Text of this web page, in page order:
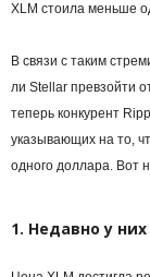
XLM стоила меньше
В связи с таким
ли Stellar превзойти
теперь конкурент
указывающих на то,
одного доллара. Вот
1. Недавно у